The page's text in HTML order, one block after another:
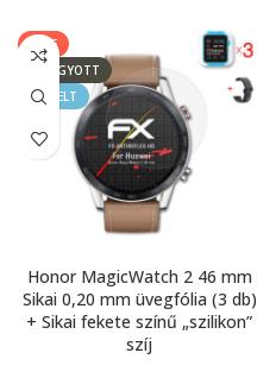
SALE
ELFOGYOTT
KIEMELT
Honor MagicWatch 2 46 mm
Sikai 0,20 mm üvegfólia (3 db)
+ Sikai fekete színű „szilikon”
szíj